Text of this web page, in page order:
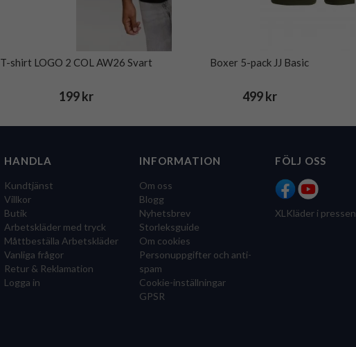
T-shirt LOGO 2 COL AW26 Svart
199 kr
Boxer 5-pack JJ Basic
499 kr
HANDLA
Kundtjänst
Villkor
Butik
Arbetskläder med tryck
Måttbeställa Arbetskläder
Vanliga frågor
Retur & Reklamation
Logga in
INFORMATION
Om oss
Blogg
Nyhetsbrev
Storleksguide
Om cookies
Personuppgifter och anti-
spam
Cookie-inställningar
GPSR
FÖLJ OSS
XLKläder i pressen